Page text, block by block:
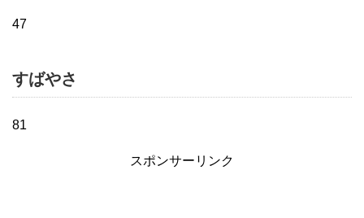
47
すばやさ
81
スポンサーリンク